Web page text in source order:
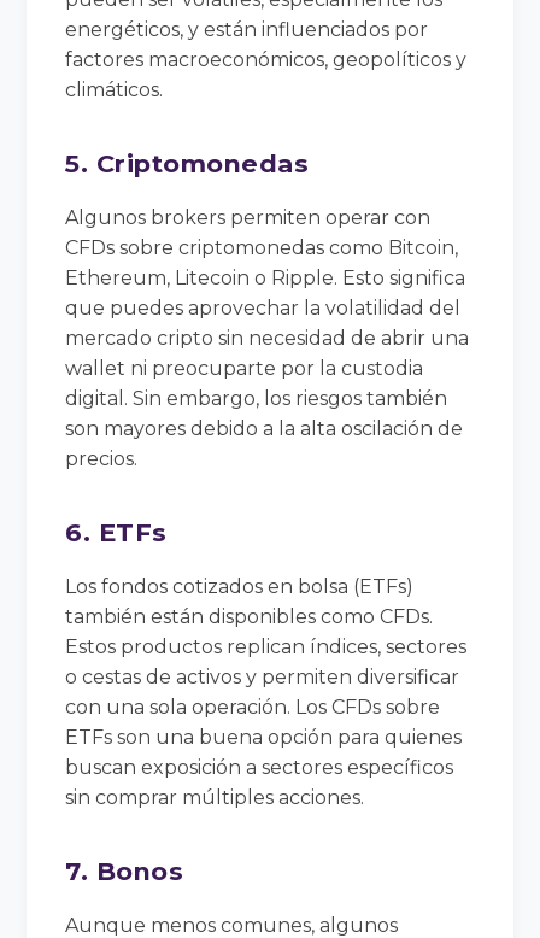
energéticos, y están influenciados por
factores macroeconómicos, geopolíticos y
climáticos.
5. Criptomonedas
Algunos brokers permiten operar con
CFDs sobre criptomonedas como Bitcoin,
Ethereum, Litecoin o Ripple. Esto significa
que puedes aprovechar la volatilidad del
mercado cripto sin necesidad de abrir una
wallet ni preocuparte por la custodia
digital. Sin embargo, los riesgos también
son mayores debido a la alta oscilación de
precios.
6. ETFs
Los fondos cotizados en bolsa (ETFs)
también están disponibles como CFDs.
Estos productos replican índices, sectores
o cestas de activos y permiten diversificar
con una sola operación. Los CFDs sobre
ETFs son una buena opción para quienes
buscan exposición a sectores específicos
sin comprar múltiples acciones.
7. Bonos
Aunque menos comunes, algunos